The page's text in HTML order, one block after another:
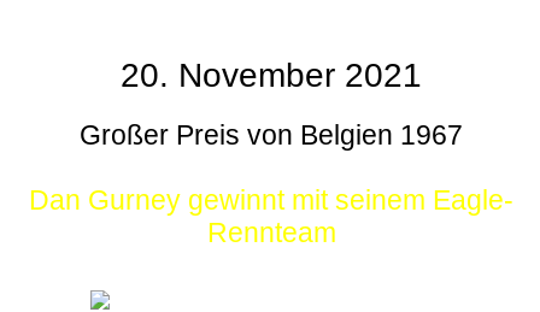
20. November 2021
Großer Preis von Belgien 1967
Dan Gurney gewinnt mit seinem Eagle-
Rennteam